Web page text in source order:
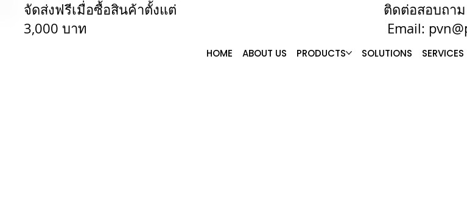
จัดส่งฟรีเมื่อซื้อสินค้าตั้งแต่
3,000 บาท
ติดต่อสอบถ
Email:
HOME ABOUT US PRODUCTS SOLUTIONS SERVICES